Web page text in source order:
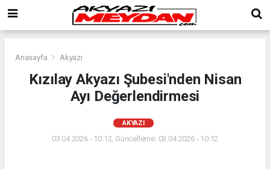
Anasayfa Akyazı
Kızılay Akyazı Şubesi'nden Nisan
Ayı Değerlendirmesi
AKYAZI
03.04.2026 - 10:12, Güncelleme: 03.04.2026 - 10:12